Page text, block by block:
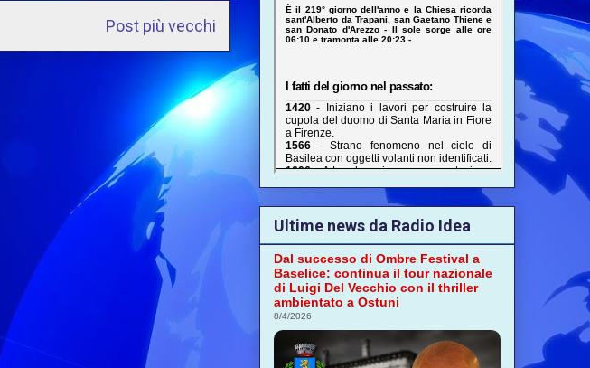
Post più vecchi
Ultime news da Radio Idea
Dal successo di Ombre Festival a
Baselice: continua il tour nazionale
di Luigi Del Vecchio con il thriller
ambientato a Ostuni
8/4/2026